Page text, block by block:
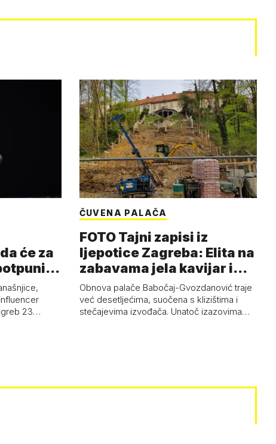
će za
23…
ČUVENA PALAČA
FOTO Tajni zapisi iz
ljepotice Zagreba: Elita na
zabavama jela kavijar i
pud…
Obnova palače Babočaj-Gvozdanović traje
već desetljećima, suočena s klizištima i
stečajevima izvođača. Unatoč izazovima…